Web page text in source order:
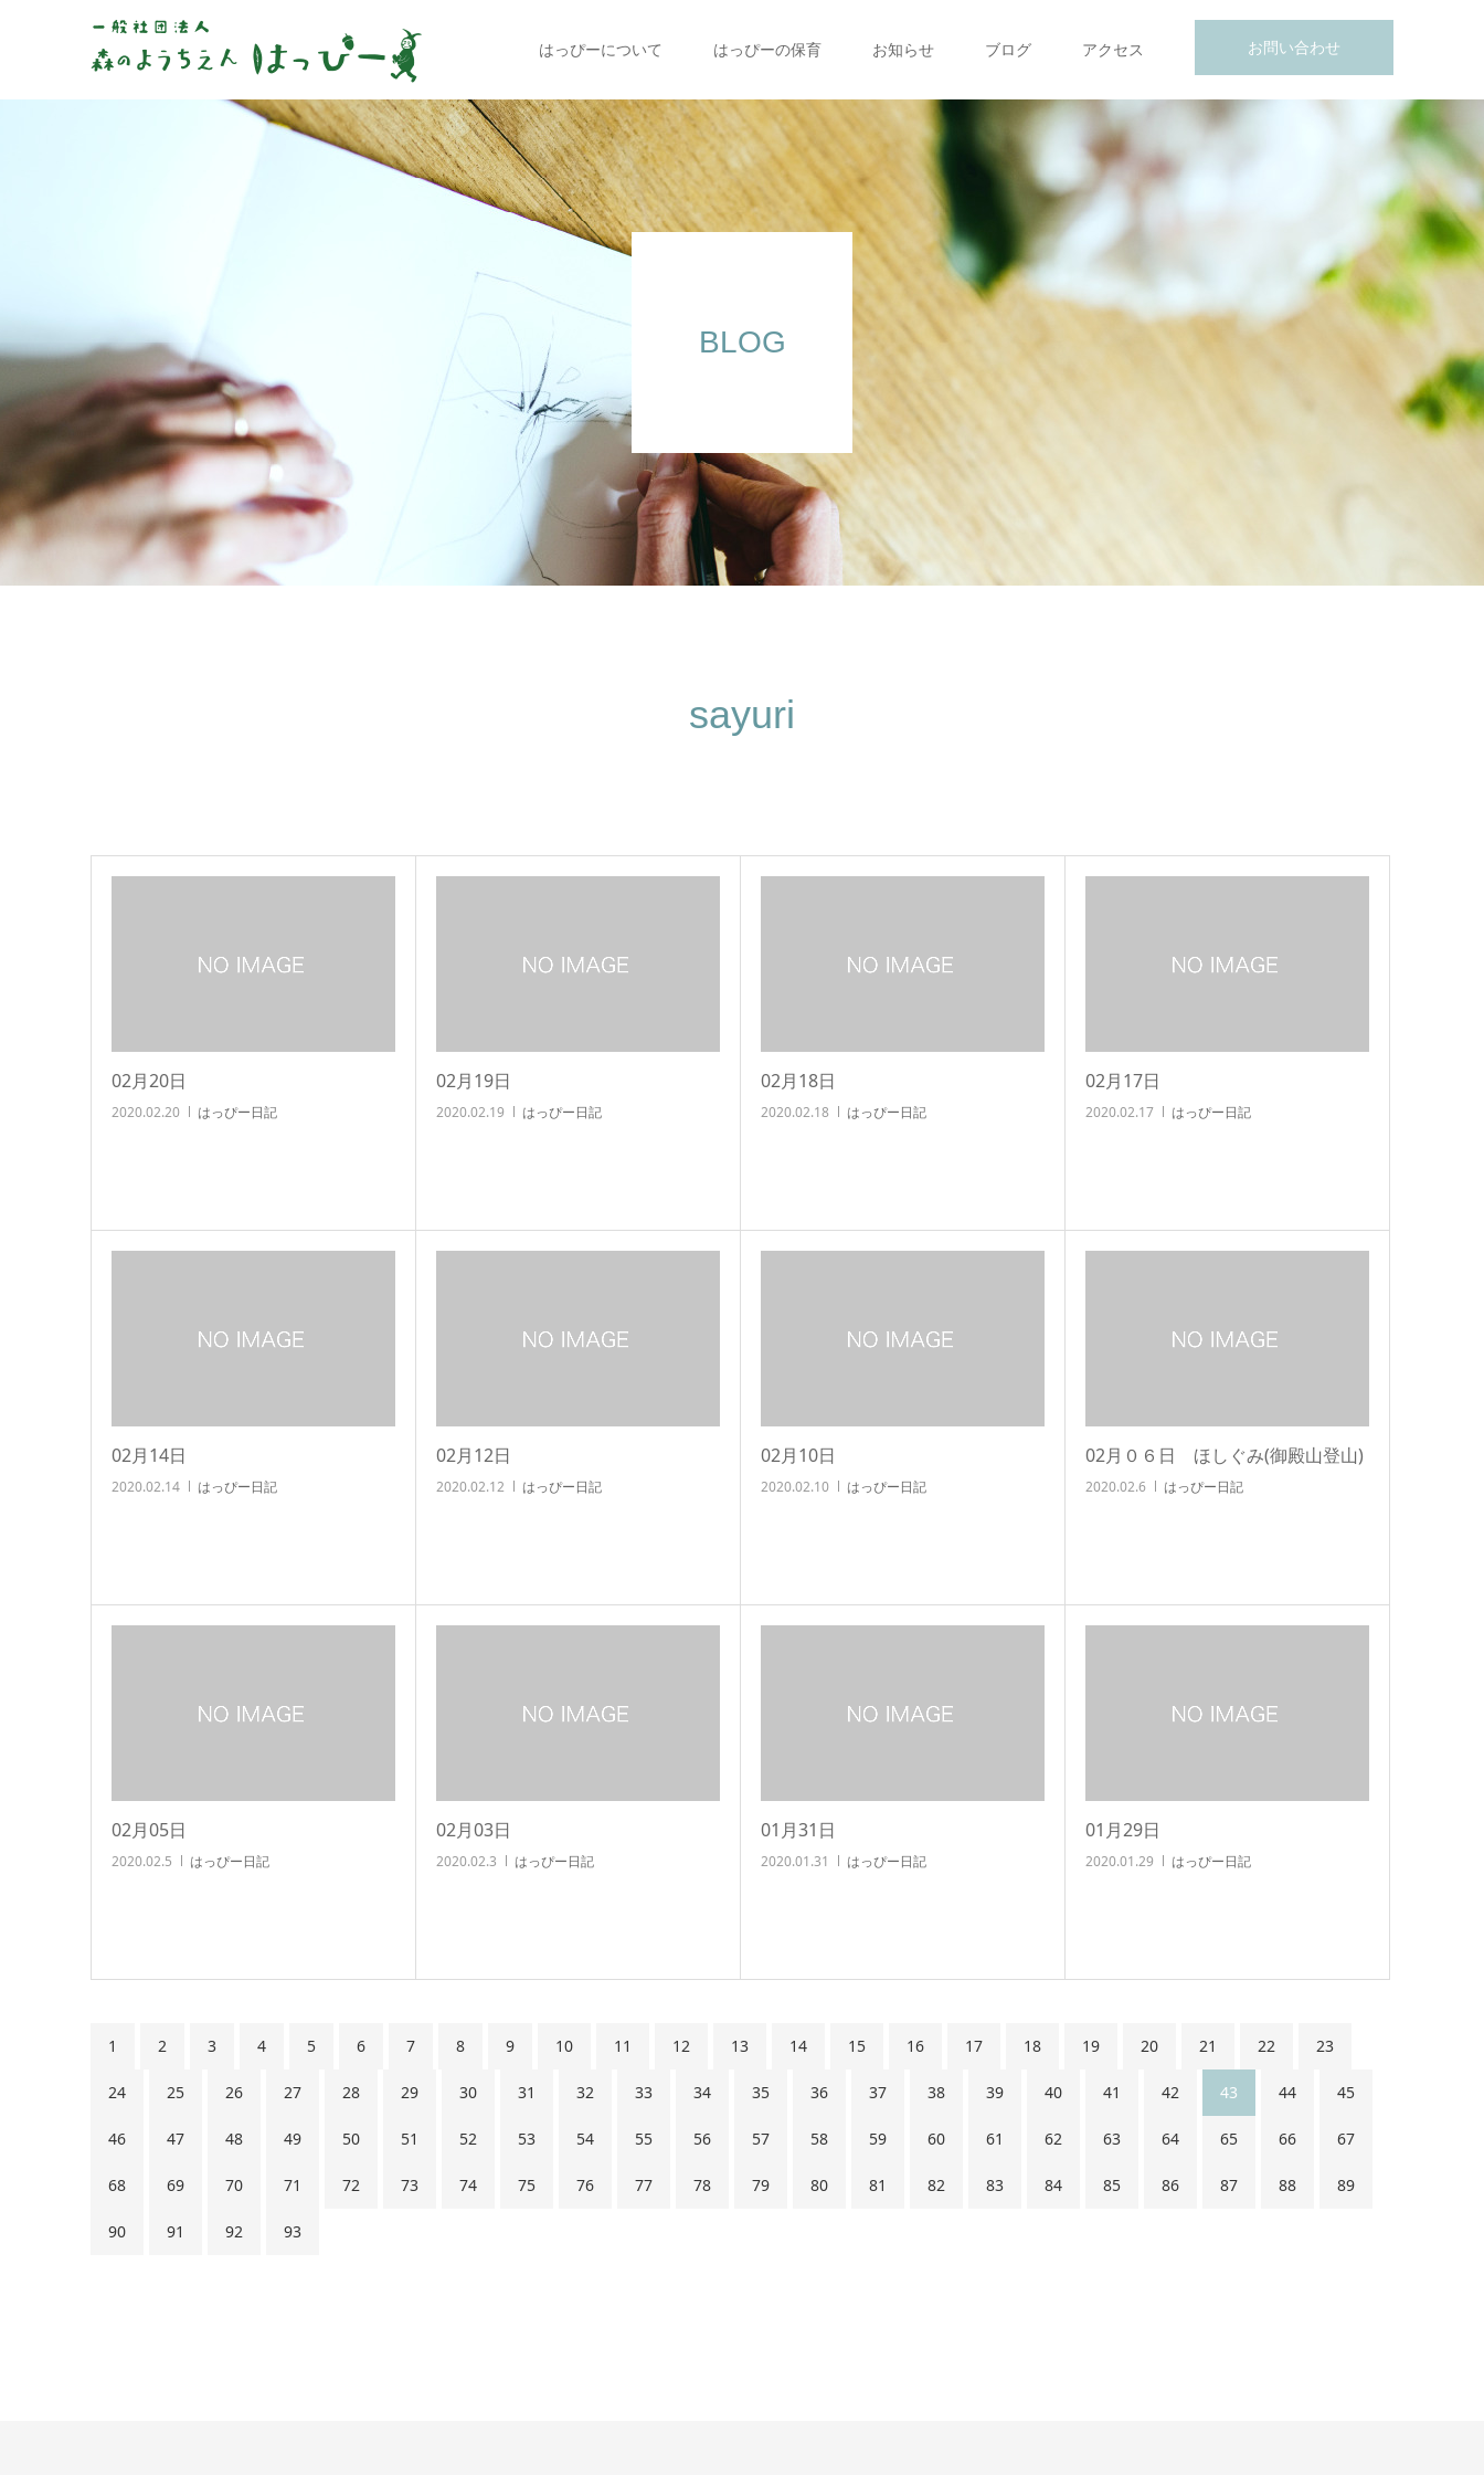
お問い合わせ
はっぴーについて はっぴーの保育 お知らせ ブログ アクセス
BLOG
sayuri
02月20日
2020.02.20 はっぴー日記
02月19日
2020.02.19 はっぴー日記
02月18日
2020.02.18 はっぴー日記
02月17日
2020.02.17 はっぴー日記
02月14日
2020.02.14 はっぴー日記
02月12日
2020.02.12 はっぴー日記
02月10日
2020.02.10 はっぴー日記
02月０６日 ほしぐみ(御殿山登山)
2020.02.6 はっぴー日記
02月05日
2020.02.5 はっぴー日記
02月03日
2020.02.3 はっぴー日記
01月31日
2020.01.31 はっぴー日記
01月29日
2020.01.29 はっぴー日記
1 2 3 4 5 6 7 8 9 10 11 12 13 14 15 16 17 18 19 20 21 22 23
24 25 26 27 28 29 30 31 32 33 34 35 36 37 38 39 40 41 42 43 44 45
46 47 48 49 50 51 52 53 54 55 56 57 58 59 60 61 62 63 64 65 66 67
68 69 70 71 72 73 74 75 76 77 78 79 80 81 82 83 84 85 86 87 88 89
90 91 92 93